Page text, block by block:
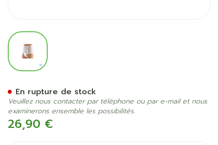
View larger image
26,90 €
En rupture de stock
Veuillez nous contacter par téléphone ou par e-mail et nous
examinerons ensemble les possibilités.